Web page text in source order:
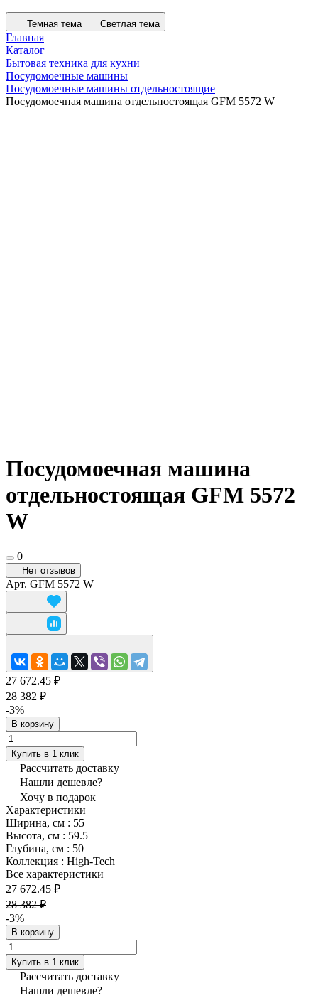
Темная тема Светлая тема
Главная
Каталог
Бытовая техника для кухни
Посудомоечные машины
Посудомоечные машины отдельностоящие
Посудомоечная машина отдельностоящая GFM 5572 W
Посудомоечная машина
отдельностоящая GFM 5572
W
0
Нет отзывов
Арт. GFM 5572 W
27 672.45 ₽
28 382 ₽
-3%
В корзину
Купить в 1 клик
Рассчитать доставку
Нашли дешевле?
Хочу в подарок
Характеристики
Ширина, см : 55
Высота, см : 59.5
Глубина, см : 50
Коллекция : High-Tech
Все характеристики
27 672.45 ₽
28 382 ₽
-3%
В корзину
Купить в 1 клик
Рассчитать доставку
Нашли дешевле?